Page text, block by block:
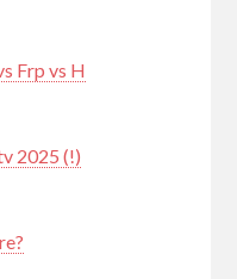
Frp vs H
2025 (!)